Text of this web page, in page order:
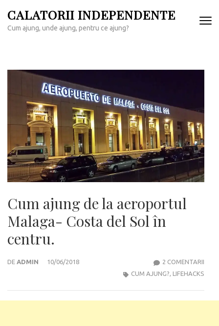
conținut
CALATORII INDEPENDENTE
Cum ajung, unde ajung, pentru ce ajung?
Cum ajung de la aeroportul
Malaga- Costa del Sol în
centru.
DE ADMIN 10/06/2018 2 COMENTARII
CUM AJUNG?, LIFEHACKS